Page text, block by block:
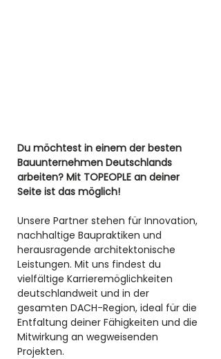
Du möchtest in einem der besten
Bauunternehmen Deutschlands
arbeiten? Mit TOPEOPLE an deiner
Seite ist das möglich!
Unsere Partner stehen für Innovation,
nachhaltige Baupraktiken und
herausragende architektonische
Leistungen. Mit uns findest du
vielfältige Karrieremöglichkeiten
deutschlandweit und in der
gesamten DACH-Region, ideal für die
Entfaltung deiner Fähigkeiten und die
Mitwirkung an wegweisenden
Projekten.